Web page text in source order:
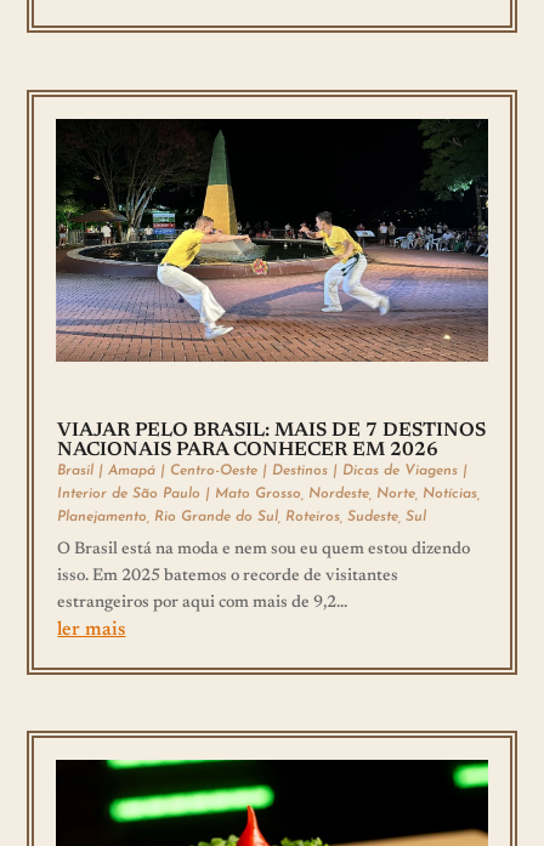
VIAJAR PELO BRASIL: MAIS DE 7 DESTINOS
NACIONAIS PARA CONHECER EM 2026
Brasil |Amapá | Centro-Oeste | Destinos | Dicas de Viagens |
Interior de São Paulo | Mato Grosso Nordeste Norte Notícias
Planejamento
Rio Grande do Sul Roteiros ,Sudeste ,Sul
O Brasil está na moda e nem sou eu quem estou dizendo
isso. Em 2025 batemos o recorde de visitantes
estrangeiros por aqui com mais de 9,2...
ler mais